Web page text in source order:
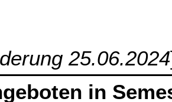
25.06.2024
in